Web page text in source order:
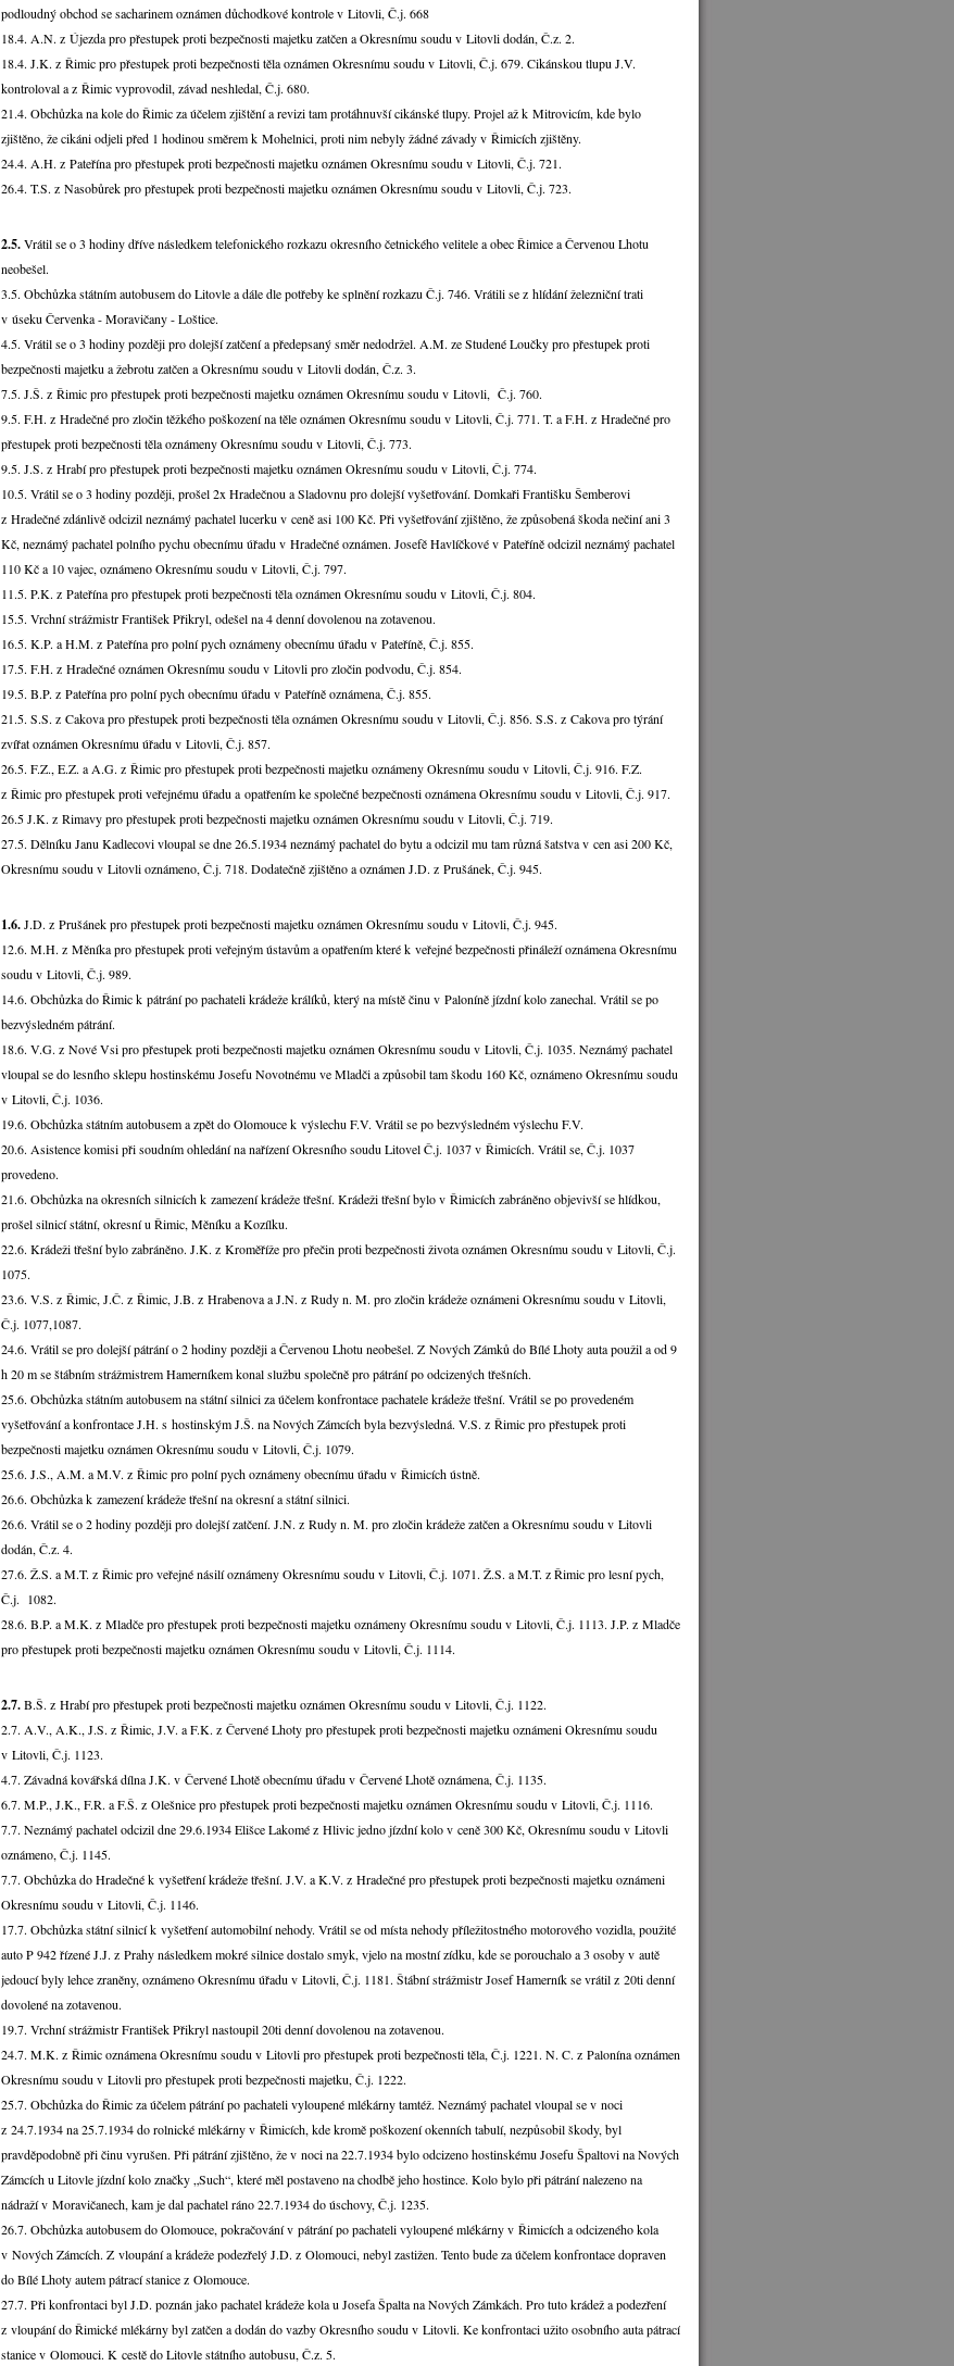
podloudný obchod se sacharinem oznámen důchodkové kontrole v Litovli, Č.j. 668
18.4. A.N. z Újezda pro přestupek proti bezpečnosti majetku zatčen a Okresnímu soudu v Litovli dodán, Č.z. 2.
18.4. J.K. z Řimic pro přestupek proti bezpečnosti těla oznámen Okresnímu soudu v Litovli, Č.j. 679. Cikánskou tlupu J.V.
kontroloval a z Řimic vyprovodil, závad neshledal, Č.j. 680.
21.4. Obchůzka na kole do Řimic za účelem zjištění a revizi tam protáhnuvší cikánské tlupy. Projel až k Mitrovicím, kde bylo
zjištěno, že cikáni odjeli před 1 hodinou směrem k Mohelnici, proti nim nebyly žádné závady v Řimicích zjištěny.
24.4. A.H. z Pateřína pro přestupek proti bezpečnosti majetku oznámen Okresnímu soudu v Litovli, Č.j. 721.
26.4. T.S. z Nasobůrek pro přestupek proti bezpečnosti majetku oznámen Okresnímu soudu v Litovli, Č.j. 723.
2.5.Vrátil se o 3 hodiny dříve následkem telefonického rozkazu okresního četnického velitele a obec Řimice a Červenou Lhotu
neobešel.
3.5. Obchůzka státním autobusem do Litovle a dále dle potřeby ke splnění rozkazu Č.j. 746. Vrátili se z hlídání železniční trati
v úseku Červenka - Moravičany - Loštice.
4.5. Vrátil se o 3 hodiny později pro dolejší zatčení a předepsaný směr nedodržel. A.M. ze Studené Loučky pro přestupek proti
bezpečnosti majetku a žebrotu zatčen a Okresnímu soudu v Litovli dodán, Č.z. 3.
7.5. J.Š. z Řimic pro přestupek proti bezpečnosti majetku oznámen Okresnímu soudu v Litovli, Č.j. 760.
9.5. F.H. z Hradečné pro zločin těžkého poškození na těle oznámen Okresnímu soudu v Litovli, Č.j. 771. T. a F.H. z Hradečné pro
přestupek proti bezpečnosti těla oznámeny Okresnímu soudu v Litovli, Č.j. 773.
9.5. J.S. z Hrabí pro přestupek proti bezpečnosti majetku oznámen Okresnímu soudu v Litovli, Č.j. 774.
10.5. Vrátil se o 3 hodiny později, prošel 2x Hradečnou a Sladovnu pro dolejší vyšetřování. Domkaři Františku Šemberovi
z Hradečné zdánlivě odcizil neznámý pachatel lucerku v ceně asi 100 Kč. Při vyšetřování zjištěno, že způsobená škoda nečiní ani 3
Kč, neznámý pachatel polního pychu obecnímu úřadu v Hradečné oznámen. Josefě Havlíčkové v Pateříně odcizil neznámý pachatel
110 Kč a 10 vajec, oznámeno Okresnímu soudu v Litovli, Č.j. 797.
11.5. P.K. z Pateřína pro přestupek proti bezpečnosti těla oznámen Okresnímu soudu v Litovli, Č.j. 804.
15.5. Vrchní strážmistr František Přikryl, odešel na 4 denní dovolenou na zotavenou.
16.5. K.P. a H.M. z Pateřína pro polní pych oznámeny obecnímu úřadu v Pateříně, Č.j. 855.
17.5. F.H. z Hradečné oznámen Okresnímu soudu v Litovli pro zločin podvodu, Č.j. 854.
19.5. B.P. z Pateřína pro polní pych obecnímu úřadu v Pateříně oznámena, Č.j. 855.
21.5. S.S. z Cakova pro přestupek proti bezpečnosti těla oznámen Okresnímu soudu v Litovli, Č.j. 856. S.S. z Cakova pro týrání
zvířat oznámen Okresnímu úřadu v Litovli, Č.j. 857.
26.5. F.Z., E.Z. a A.G. z Řimic pro přestupek proti bezpečnosti majetku oznámeny Okresnímu soudu v Litovli, Č.j. 916. F.Z.
z Řimic pro přestupek proti veřejnému úřadu a opatřením ke společné bezpečnosti oznámena Okresnímu soudu v Litovli, Č.j. 917.
26.5 J.K. z Rimavy pro přestupek proti bezpečnosti majetku oznámen Okresnímu soudu v Litovli, Č.j. 719.
27.5. Dělníku Janu Kadlecovi vloupal se dne 26.5.1934 neznámý pachatel do bytu a odcizil mu tam různá šatstva v cen asi 200 Kč,
Okresnímu soudu v Litovli oznámeno, Č.j. 718. Dodatečně zjištěno a oznámen J.D. z Prušánek, Č.j. 945.
1.6.J.D. z Prušánek pro přestupek proti bezpečnosti majetku oznámen Okresnímu soudu v Litovli, Č.j. 945.
12.6. M.H. z Měníka pro přestupek proti veřejným ústavům a opatřením které k veřejné bezpečnosti přináleží oznámena Okresnímu
soudu v Litovli, Č.j. 989.
14.6. Obchůzka do Řimic k pátrání po pachateli krádeže králíků, který na místě činu v Paloníně jízdní kolo zanechal. Vrátil se po
bezvýsledném pátrání.
18.6. V.G. z Nové Vsi pro přestupek proti bezpečnosti majetku oznámen Okresnímu soudu v Litovli, Č.j. 1035. Neznámý pachatel
vloupal se do lesního sklepu hostinskému Josefu Novotnému ve Mladči a způsobil tam škodu 160 Kč, oznámeno Okresnímu soudu
v Litovli, Č.j. 1036.
19.6. Obchůzka státním autobusem a zpět do Olomouce k výslechu F.V. Vrátil se po bezvýsledném výslechu F.V.
20.6. Asistence komisi při soudním ohledání na nařízení Okresního soudu Litovel Č.j. 1037 v Řimicích. Vrátil se, Č.j. 1037
provedeno.
21.6. Obchůzka na okresních silnicích k zamezení krádeže třešní. Krádeži třešní bylo v Řimicích zabráněno objevivší se hlídkou,
prošel silnicí státní, okresní u Řimic, Měníku a Kozílku.
22.6. Krádeži třešní bylo zabráněno. J.K. z Kroměříže pro přečin proti bezpečnosti života oznámen Okresnímu soudu v Litovli, Č.j.
1075.
23.6. V.S. z Řimic, J.Č. z Řimic, J.B. z Hrabenova a J.N. z Rudy n. M. pro zločin krádeže oznámeni Okresnímu soudu v Litovli,
Č.j. 1077,1087.
24.6. Vrátil se pro dolejší pátrání o 2 hodiny později a Červenou Lhotu neobešel. Z Nových Zámků do Bílé Lhoty auta použil a od 9
h 20 m se štábním strážmistrem Hamerníkem konal službu společně pro pátrání po odcizených třešních.
25.6. Obchůzka státním autobusem na státní silnici za účelem konfrontace pachatele krádeže třešní. Vrátil se po provedeném
vyšetřování a konfrontace J.H. s hostinským J.Š. na Nových Zámcích byla bezvýsledná. V.S. z Řimic pro přestupek proti
bezpečnosti majetku oznámen Okresnímu soudu v Litovli, Č.j. 1079.
25.6. J.S., A.M. a M.V. z Řimic pro polní pych oznámeny obecnímu úřadu v Řimicích ústně.
26.6. Obchůzka k zamezení krádeže třešní na okresní a státní silnici.
26.6. Vrátil se o 2 hodiny později pro dolejší zatčení. J.N. z Rudy n. M. pro zločin krádeže zatčen a Okresnímu soudu v Litovli
dodán, Č.z. 4.
27.6. Ž.S. a M.T. z Řimic pro veřejné násilí oznámeny Okresnímu soudu v Litovli, Č.j. 1071. Ž.S. a M.T. z Řimic pro lesní pych,
Č.j. 1082.
28.6. B.P. a M.K. z Mladče pro přestupek proti bezpečnosti majetku oznámeny Okresnímu soudu v Litovli, Č.j. 1113. J.P. z Mladče
pro přestupek proti bezpečnosti majetku oznámen Okresnímu soudu v Litovli, Č.j. 1114.
2.7.B.Š. z Hrabí pro přestupek proti bezpečnosti majetku oznámen Okresnímu soudu v Litovli, Č.j. 1122.
2.7. A.V., A.K., J.S. z Řimic, J.V. a F.K. z Červené Lhoty pro přestupek proti bezpečnosti majetku oznámeni Okresnímu soudu
v Litovli, Č.j. 1123.
4.7. Závadná kovářská dílna J.K. v Červené Lhotě obecnímu úřadu v Červené Lhotě oznámena, Č.j. 1135.
6.7. M.P., J.K., F.R. a F.Š. z Olešnice pro přestupek proti bezpečnosti majetku oznámen Okresnímu soudu v Litovli, Č.j. 1116.
7.7. Neznámý pachatel odcizil dne 29.6.1934 Elišce Lakomé z Hlivic jedno jízdní kolo v ceně 300 Kč, Okresnímu soudu v Litovli
oznámeno, Č.j. 1145.
7.7. Obchůzka do Hradečné k vyšetření krádeže třešní. J.V. a K.V. z Hradečné pro přestupek proti bezpečnosti majetku oznámeni
Okresnímu soudu v Litovli, Č.j. 1146.
17.7. Obchůzka státní silnicí k vyšetření automobilní nehody. Vrátil se od místa nehody příležitostného motorového vozidla, použité
auto P 942 řízené J.J. z Prahy následkem mokré silnice dostalo smyk, vjelo na mostní zídku, kde se porouchalo a 3 osoby v autě
jedoucí byly lehce zraněny, oznámeno Okresnímu úřadu v Litovli, Č.j. 1181. Štábní strážmistr Josef Hamerník se vrátil z 20ti denní
dovolené na zotavenou.
19.7. Vrchní strážmistr František Přikryl nastoupil 20ti denní dovolenou na zotavenou.
24.7. M.K. z Řimic oznámena Okresnímu soudu v Litovli pro přestupek proti bezpečnosti těla, Č.j. 1221. N. C. z Palonína oznámen
Okresnímu soudu v Litovli pro přestupek proti bezpečnosti majetku, Č.j. 1222.
25.7. Obchůzka do Řimic za účelem pátrání po pachateli vyloupené mlékárny tamtéž. Neznámý pachatel vloupal se v noci
z 24.7.1934 na 25.7.1934 do rolnické mlékárny v Řimicích, kde kromě poškození okenních tabulí, nezpůsobil škody, byl
pravděpodobně při činu vyrušen. Při pátrání zjištěno, že v noci na 22.7.1934 bylo odcizeno hostinskému Josefu Špaltovi na Nových
Zámcích u Litovle jízdní kolo značky „Such“, které měl postaveno na chodbě jeho hostince. Kolo bylo při pátrání nalezeno na
nádraží v Moravičanech, kam je dal pachatel ráno 22.7.1934 do úschovy, Č.j. 1235.
26.7. Obchůzka autobusem do Olomouce, pokračování v pátrání po pachateli vyloupené mlékárny v Řimicích a odcizeného kola
v Nových Zámcích. Z vloupání a krádeže podezřelý J.D. z Olomouci, nebyl zastižen. Tento bude za účelem konfrontace dopraven
do Bílé Lhoty autem pátrací stanice z Olomouce.
27.7. Při konfrontaci byl J.D. poznán jako pachatel krádeže kola u Josefa Špalta na Nových Zámkách. Pro tuto krádež a podezření
z vloupání do Řimické mlékárny byl zatčen a dodán do vazby Okresního soudu v Litovli. Ke konfrontaci užito osobního auta pátrací
stanice v Olomouci. K cestě do Litovle státního autobusu, Č.z. 5.